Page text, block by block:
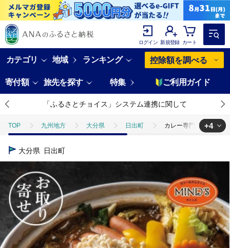
ログイン 新規登録 カート
カテゴリ 地域 ランキング 控除額を調べる
寄付額 旅先を探す 特集 ご利用ガイド
「ふるさとチョイス」システム連携に関して
TOP 九州地方 大分県 日出町 カレー専門店の鶏カ
TOP
TOP 加工食品 カレー専門店の鶏カレー鍋セット 2セット【マイ
TOP 加工食品 鍋 ほかの鍋 カレー専門店の鶏カレー
+4
大分県 日出町